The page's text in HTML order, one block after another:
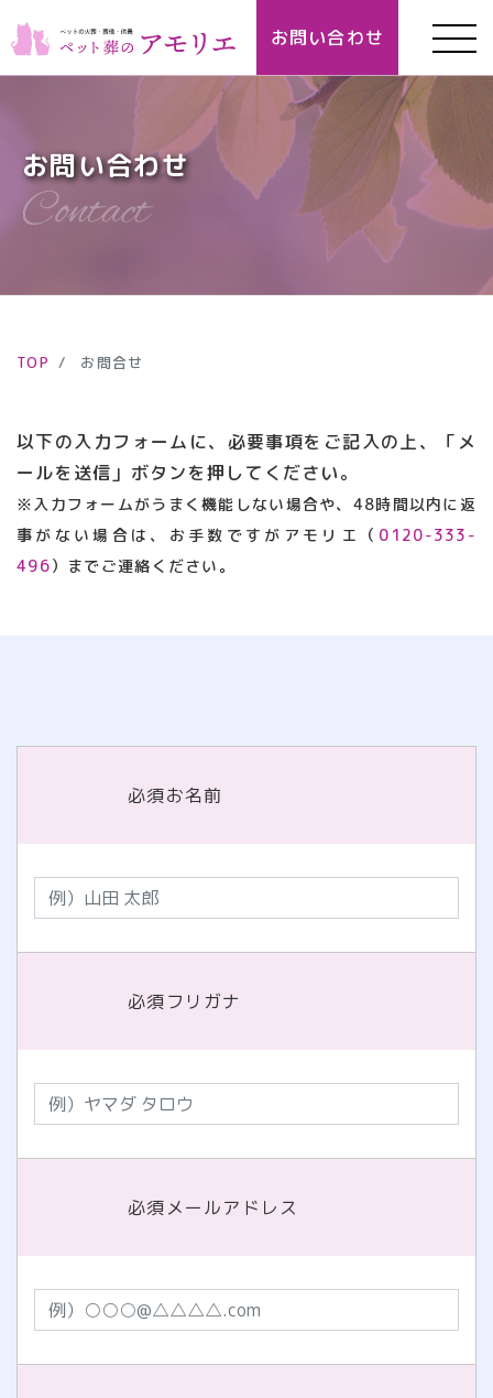
お問い合わせ
お問い合わせ
TOP お問合せ
以下の入力フォームに、必要事項をご記入の上、「メ
ールを送信」ボタンを押してください。
※入力フォームがうまく機能しない場合や、48時間以内に返
事がない場合は、お手数ですがアモリエ（ 0120-333-
496）までご連絡ください。
必須お名前
必須フリガナ
必須メールアドレス